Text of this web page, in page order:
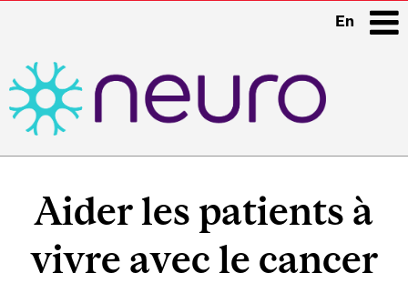
En
navigation
Aider les patients à
vivre avec le cancer